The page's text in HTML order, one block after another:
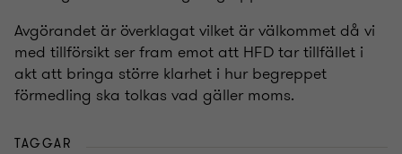
Avgörandet är överklagat vilket är välkommet då vi
med tillförsikt ser fram emot att HFD tar tillfället i
akt att bringa större klarhet i hur begreppet
förmedling ska tolkas vad gäller moms.
TAGGAR